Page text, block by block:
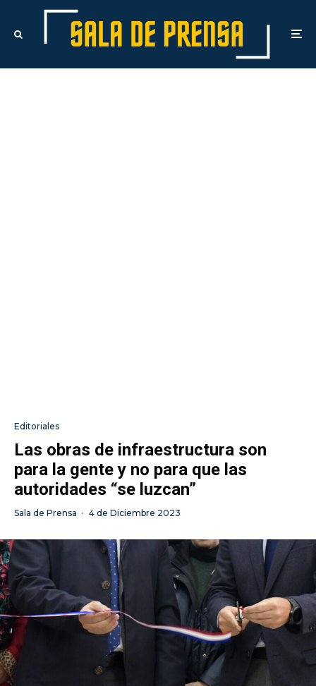
Editoriales
Las obras de infraestructura son
para la gente y no para que las
autoridades “se luzcan”
Sala de Prensa · 4 de Diciembre 2023